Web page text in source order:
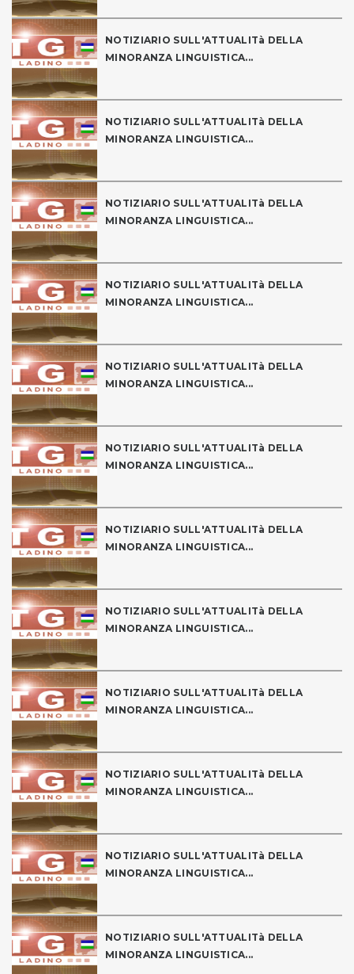
NOTIZIARIO SULL'ATTUALITà DELLA
MINORANZA LINGUISTICA...
NOTIZIARIO SULL'ATTUALITà DELLA
MINORANZA LINGUISTICA...
NOTIZIARIO SULL'ATTUALITà DELLA
MINORANZA LINGUISTICA...
NOTIZIARIO SULL'ATTUALITà DELLA
MINORANZA LINGUISTICA...
NOTIZIARIO SULL'ATTUALITà DELLA
MINORANZA LINGUISTICA...
NOTIZIARIO SULL'ATTUALITà DELLA
MINORANZA LINGUISTICA...
NOTIZIARIO SULL'ATTUALITà DELLA
MINORANZA LINGUISTICA...
NOTIZIARIO SULL'ATTUALITà DELLA
MINORANZA LINGUISTICA...
NOTIZIARIO SULL'ATTUALITà DELLA
MINORANZA LINGUISTICA...
NOTIZIARIO SULL'ATTUALITà DELLA
MINORANZA LINGUISTICA...
NOTIZIARIO SULL'ATTUALITà DELLA
MINORANZA LINGUISTICA...
NOTIZIARIO SULL'ATTUALITà DELLA
MINORANZA LINGUISTICA...